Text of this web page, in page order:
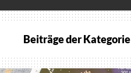
Beiträge der Kategorie